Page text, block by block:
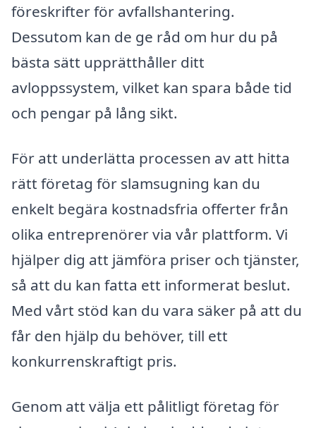
föreskrifter för avfallshantering.
Dessutom kan de ge råd om hur du på
bästa sätt upprätthåller ditt
avloppssystem, vilket kan spara både tid
och pengar på lång sikt.
För att underlätta processen av att hitta
rätt företag för slamsugning kan du
enkelt begära kostnadsfria offerter från
olika entreprenörer via vår plattform. Vi
hjälper dig att jämföra priser och tjänster,
så att du kan fatta ett informerat beslut.
Med vårt stöd kan du vara säker på att du
får den hjälp du behöver, till ett
konkurrenskraftigt pris.
Genom att välja ett pålitligt företag för